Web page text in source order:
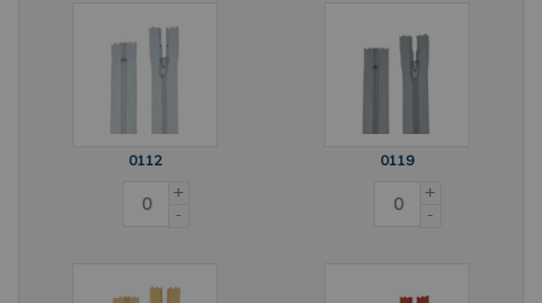
0112
+
-
0119
+
-